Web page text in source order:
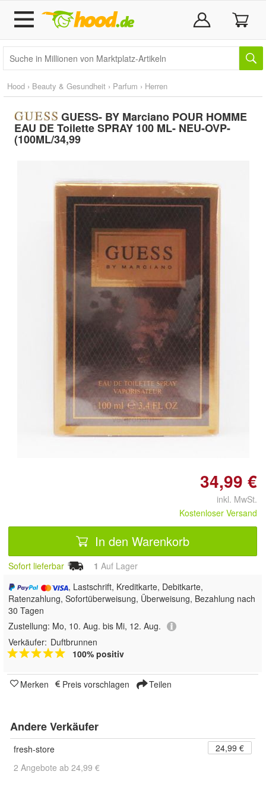
Hood › Beauty & Gesundheit › Parfum › Herren
GUESS- BY Marciano POUR HOMME
EAU DE Toilette SPRAY 100 ML- NEU-OVP-
(100ML/34,99
Doppelt antippen zum
vergrößern
34,99 €
inkl. MwSt.
Kostenloser Versand
In den Warenkorb
Sofort lieferbar 1 Auf Lager
, Lastschrift, Kreditkarte, Debitkarte,
Ratenzahlung, Sofortüberweisung, Überweisung, Bezahlung nach
30 Tagen
Zustellung: Mo, 10. Aug. bis Mi, 12. Aug.
Verkäufer: Duftbrunnen
100% positiv
Merken Preis vorschlagen Teilen
Andere Verkäufer
fresh-store
24,99 €
2 Angebote ab 24,99 €